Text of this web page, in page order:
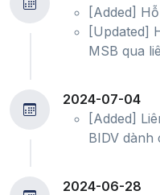
[Added]
[Updated]
MSB qua
2024-07-04
[Added]
BIDV dành
2024-06-28